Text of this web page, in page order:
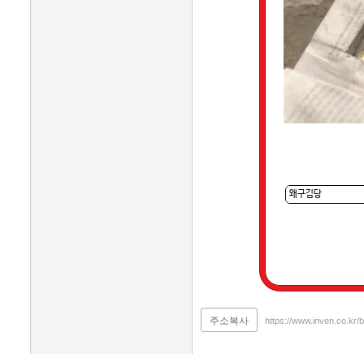
주소복사 https://www.inven.co.kr/